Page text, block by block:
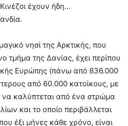
έχουν ήδη…
νησί της Αρκτικής, που
τμήμα της Δανίας, έχει περίπου
Ευρώπης (πάνω από 836.000
από 60.000 κατοίκους, με
καλύπτεται από ένα στρώμα
και το οποίο περιβάλλεται
έξι μήνες κάθε χρόνο, είναι